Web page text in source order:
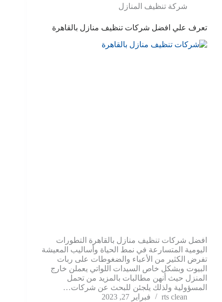
شركة تنظيف المنازل
تعرف علي افضل شركات تنظيف منازل بالقاهرة
افضل شركات تنظيف منازل بالقاهرة التطورات
اليومية المتسارعة في نمط الحياة وأساليب المعيشة
تفرض الكثير من الأعباء والضغوطات على ربات
البيوت وبشكل خاص السيدات اللواتي يعملن خارج
المنزل حيث أنهن مطالبات بالمزيد من تحمل
المسؤولية ولذلك يلجئن للبحث عن شركات…
rts clean
فبراير 27, 2023